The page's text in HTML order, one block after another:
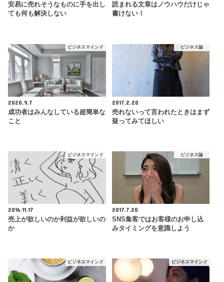
安易に売れそうなものに手を出し
ても何も解決しない
読まれる文章はノウハウだけじゃ
書けない！
ビジネスマインド
2020.9.7
成功者はみんなしている超簡単な
こと
ビジネス論
2017.2.20
売れないって言われたときはまず
疑ってみてほしい
ビジネスマインド
2016.11.17
売上が欲しいのか利益が欲しいの
か
ビジネス論
2017.7.20
SNS集客ではお客様のお申し込
みタイミングを意識しよう
ビジネスマインド ビジネスマインド